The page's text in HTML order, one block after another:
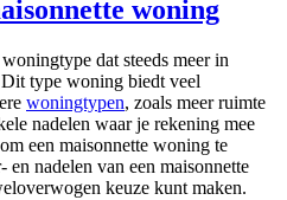
woning
dat steeds meer in
type woning biedt veel
woningtypen, zoals meer ruimte
nadelen waar je rekening mee
een maisonnette woning te
nadelen van een maisonnette
keuze kunt maken.